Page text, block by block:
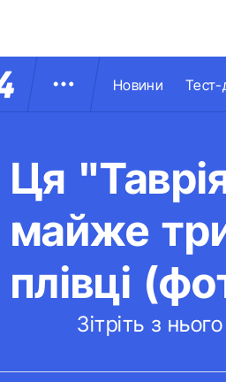
Новини Тест-
Ця
майже
плівці
Зітріть з